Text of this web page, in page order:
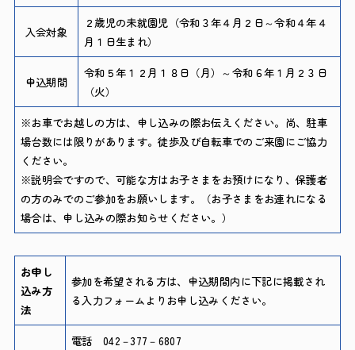
入会対象
２歳児の未就園児（令和３年４月２日～令和４年４
月１日生まれ）
申込期間
令和５年１２月１８日（月）～令和６年１月２３日
（火）
※お車でお越しの方は、申し込みの際お伝えください。尚、駐車
場台数には限りがあります。徒歩及び自転車でのご来園にご協力
ください。
※説明会ですので、可能な方はお子さまをお預けになり、保護者
の方のみでのご参加をお願いします。（お子さまをお連れになる
場合は、申し込みの際お知らせください。）
お申し
込み方
法
参加を希望される方は、申込期間内に下記に掲載され
る入力フォームよりお申し込みください。
電話 042－377－6807